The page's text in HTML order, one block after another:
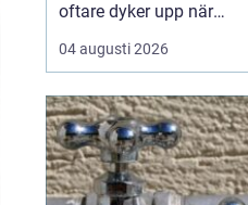
oftare dyker upp när
husbyggare, snickare
och markägare söker
trävaror i nordöstra
skåne. Områdets långa
tradition av skogsbruk
och hantverk har skapat
04 augusti 2026